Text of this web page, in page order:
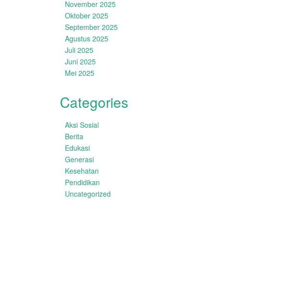
November 2025
Oktober 2025
September 2025
Agustus 2025
Juli 2025
Juni 2025
Mei 2025
Categories
Aksi Sosial
Berita
Edukasi
Generasi
Kesehatan
Pendidikan
Uncategorized